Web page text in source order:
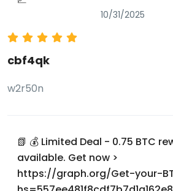
10/31/2025
cbf4qk
w2r50n
📗 💰 Limited Deal - 0.75 BTC
available. Get now >
https://graph.org/Get-your-